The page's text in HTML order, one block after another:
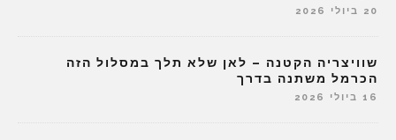
20 ביולי 2026
שוויצריה הקטנה – לאן שלא תלך במסלול הזה
הכרמל משתנה בדרך
16 ביולי 2026